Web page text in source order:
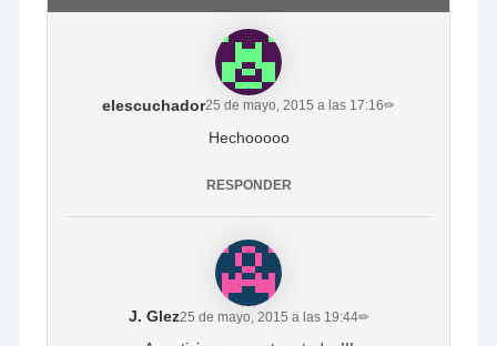
elescuchador25 de mayo, 2015 a las 17:16✏
Hechooooo
RESPONDER
J. Glez25 de mayo, 2015 a las 19:44✏